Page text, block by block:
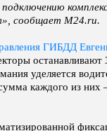
сообщает M24.ru.
ГИБДД
останавливают
уделяется
каждого из